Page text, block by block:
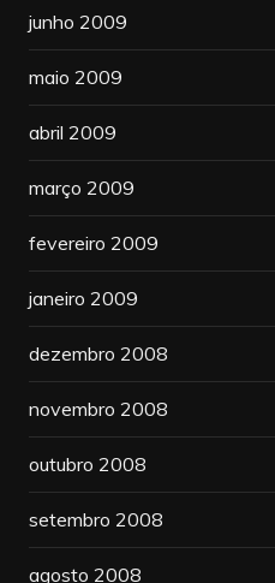
junho 2009
maio 2009
abril 2009
março 2009
fevereiro 2009
janeiro 2009
dezembro 2008
novembro 2008
outubro 2008
setembro 2008
agosto 2008